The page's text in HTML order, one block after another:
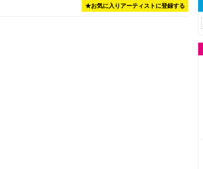
★お気に入りアーティストに登録する